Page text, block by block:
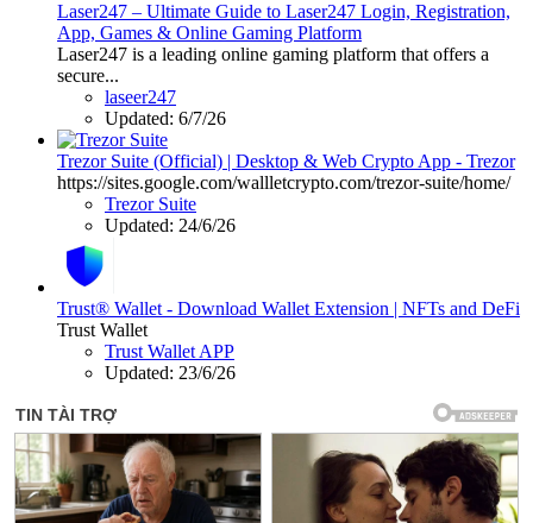
Laser247 – Ultimate Guide to Laser247 Login, Registration,
App, Games & Online Gaming Platform
Laser247 is a leading online gaming platform that offers a
secure...
laseer247
Updated: 6/7/26
Trezor Suite (Official) | Desktop & Web Crypto App - Trezor
https://sites.google.com/wallletcrypto.com/trezor-suite/home/
Trezor Suite
Updated: 24/6/26
Trust® Wallet - Download Wallet Extension | NFTs and DeFi
Trust Wallet
Trust Wallet APP
Updated: 23/6/26